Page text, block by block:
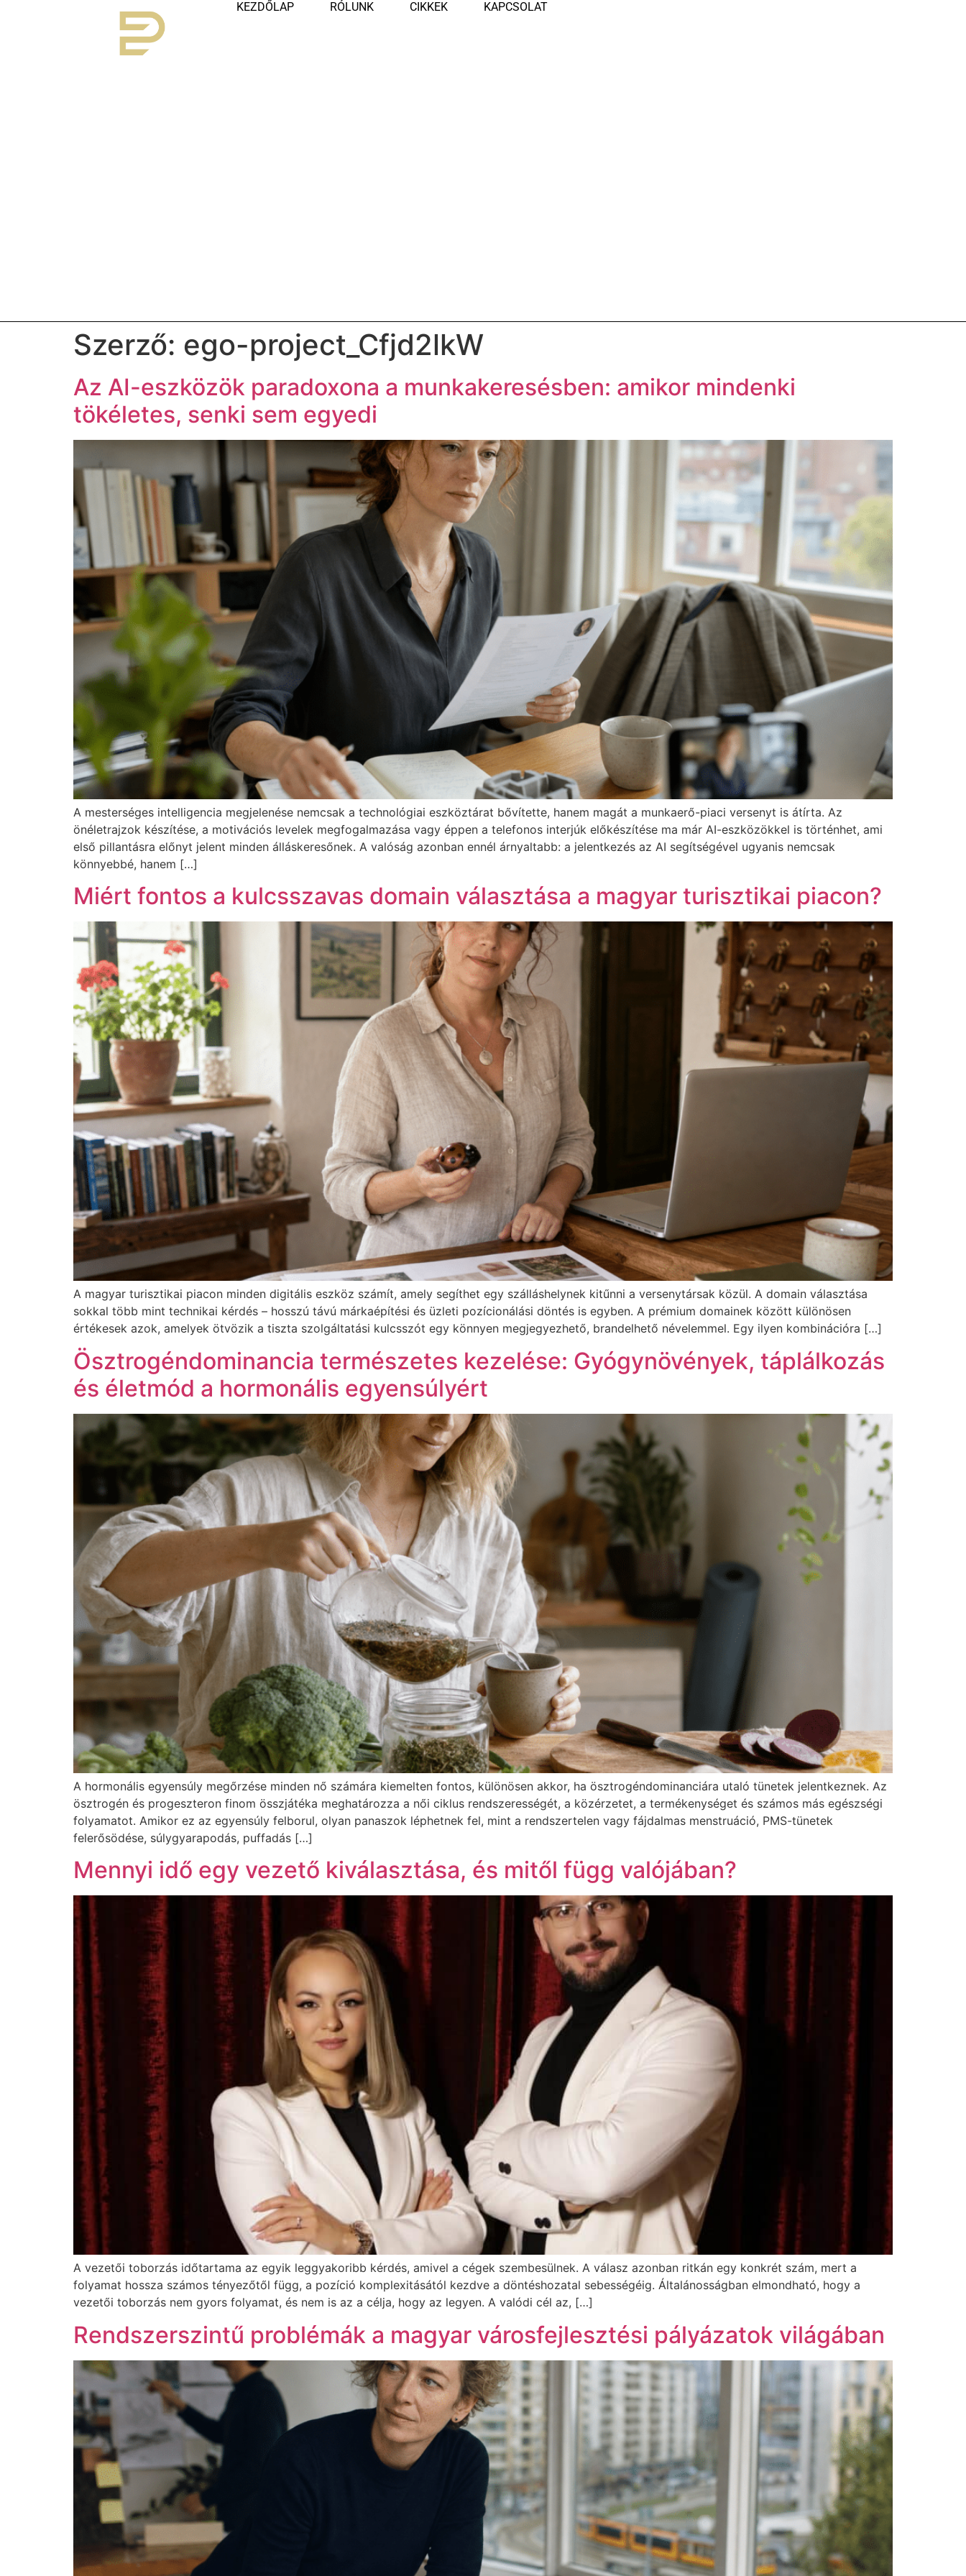
KEZDŐLAP RÓLUNK CIKKEK KAPCSOLAT
Szerző: ego-project_Cfjd2lkW
Az AI-eszközök paradoxona a munkakeresésben: amikor mindenki
tökéletes, senki sem egyedi
A mesterséges intelligencia megjelenése nemcsak a technológiai eszköztárat bővítette, hanem magát a munkaerő-piaci versenyt is átírta. Az
önéletrajzok készítése, a motivációs levelek megfogalmazása vagy éppen a telefonos interjúk előkészítése ma már AI-eszközökkel is történhet, ami
első pillantásra előnyt jelent minden álláskeresőnek. A valóság azonban ennél árnyaltabb: a jelentkezés az AI segítségével ugyanis nemcsak
könnyebbé, hanem […]
Miért fontos a kulcsszavas domain választása a magyar turisztikai piacon?
A magyar turisztikai piacon minden digitális eszköz számít, amely segíthet egy szálláshelynek kitűnni a versenytársak közül. A domain választása
sokkal több mint technikai kérdés – hosszú távú márkaépítési és üzleti pozícionálási döntés is egyben. A prémium domainek között különösen
értékesek azok, amelyek ötvözik a tiszta szolgáltatási kulcsszót egy könnyen megjegyezhető, brandelhető névelemmel. Egy ilyen kombinációra […]
Ösztrogéndominancia természetes kezelése: Gyógynövények, táplálkozás
és életmód a hormonális egyensúlyért
A hormonális egyensúly megőrzése minden nő számára kiemelten fontos, különösen akkor, ha ösztrogéndominanciára utaló tünetek jelentkeznek. Az
ösztrogén és progeszteron finom összjátéka meghatározza a női ciklus rendszerességét, a közérzetet, a termékenységet és számos más egészségi
folyamatot. Amikor ez az egyensúly felborul, olyan panaszok léphetnek fel, mint a rendszertelen vagy fájdalmas menstruáció, PMS-tünetek
felerősödése, súlygyarapodás, puffadás […]
Mennyi idő egy vezető kiválasztása, és mitől függ valójában?
A vezetői toborzás időtartama az egyik leggyakoribb kérdés, amivel a cégek szembesülnek. A válasz azonban ritkán egy konkrét szám, mert a
folyamat hossza számos tényezőtől függ, a pozíció komplexitásától kezdve a döntéshozatal sebességéig. Általánosságban elmondható, hogy a
vezetői toborzás nem gyors folyamat, és nem is az a célja, hogy az legyen. A valódi cél az, […]
Rendszerszintű problémák a magyar városfejlesztési pályázatok világában